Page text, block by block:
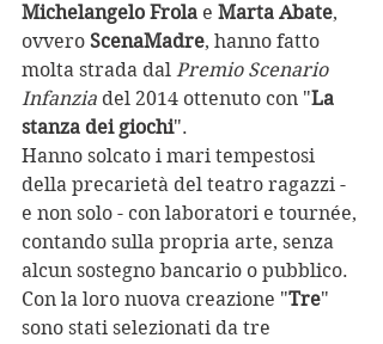
Michelangelo Frola e Marta Abate,
ovvero ScenaMadre, hanno fatto
molta strada dal Premio Scenario
Infanzia del 2014 ottenuto con "La
stanza dei giochi".
Hanno solcato i mari tempestosi
della precarietà del teatro ragazzi -
e non solo - con laboratori e tournée,
contando sulla propria arte, senza
alcun sostegno bancario o pubblico.
Con la loro nuova creazione "Tre"
sono stati selezionati da tre